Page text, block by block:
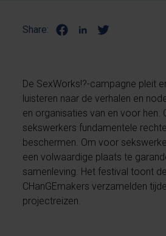
Share:
De SexWorks!?-campagne pleit
luisteren naar de verhalen en
en organisaties van en voor hen.
sekswerkers fundamentele
beschermen. Om voor
een volwaardige plaats te
samenleving. Het festival toont
CHanGEmakers verzamelden
projectreizen.